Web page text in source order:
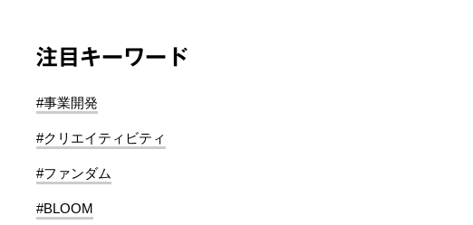
注目キーワード
#事業開発
#クリエイティビティ
#ファンダム
#BLOOM